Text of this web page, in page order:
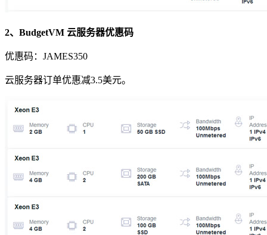
2、BudgetVM 云服务器优惠码
优惠码： JAMES350
云服务器订单优惠减3.5美元。